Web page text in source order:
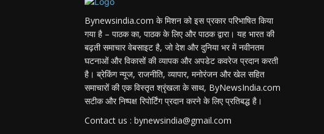
Bynewsindia.com के मिशन को इस प्रकार परिभाषित किया
गया है – पाठक का, पाठक के लिए और पाठक द्वारा। यह भारत की
बढ़ती समाचार वेबसाइट है, जो देश और दुनिया भर में नवीनतम
घटनाओं और विकासों की व्यापक और अपडेट कवरेज प्रदान करती
है। ब्रेकिंग न्यूज, राजनीति, व्यापार, मनोरंजन और खेल सहित
समाचारों की एक विस्तृत श्रृंखला के साथ, ByNewsIndia.com
सटीक और निष्पक्ष रिपोर्टिंग प्रदान करने के लिए प्रतिबद्ध है।
Contact us : bynewsindia@gmail.com